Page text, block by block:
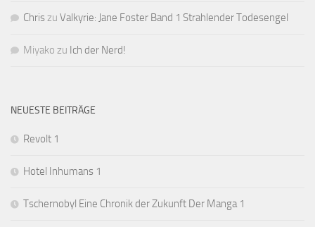
Chriszu Valkyrie: Jane Foster Band 1 Strahlender Todesengel
Miyako zu Ich der Nerd!
NEUESTE BEITRÄGE
Revolt 1
Hotel Inhumans 1
Tschernobyl Eine Chronik der Zukunft Der Manga 1